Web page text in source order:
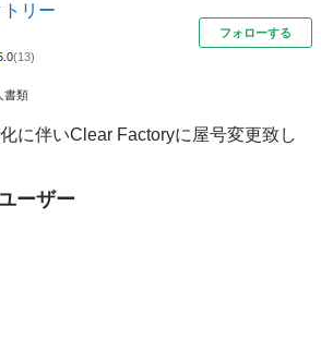
リー
(13)
フォローする
書類
に伴いClear Factoryに屋号変更致し
ーザー